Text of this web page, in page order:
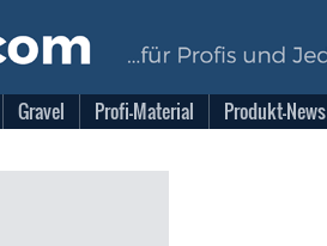
Gravel Profi-Material Produkt-News